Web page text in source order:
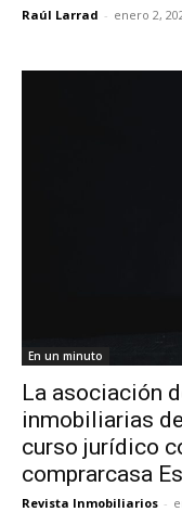
Raúl Larrad - enero 2,
En un minuto
La asociación
inmobiliarias
curso jurídico
comprarcasa
Revista Inmobiliarios -